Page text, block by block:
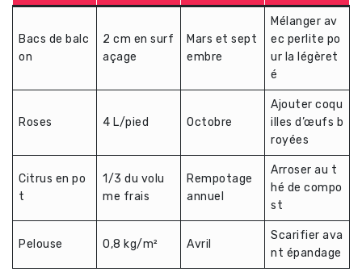
Bacs de balc
on
2 cm en surf
açage
Mars et sept
embre
Mélanger av
ec perlite po
ur la légèret
é
Roses 4 L/pied Octobre
Ajouter coqu
illes d’œufs b
royées
Citrus en po
t
1/3 du volu
me frais
Rempotage
annuel
Arroser au t
hé de compo
st
Pelouse 0,8 kg/m² Avril
Scarifier ava
nt épandage